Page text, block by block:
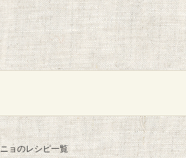
ョのレシピ一覧